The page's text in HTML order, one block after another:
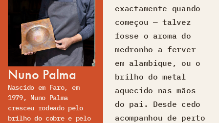
Contactos
Nuno Palma
Nascido em Faro, em
1979, Nuno Palma
cresceu rodeado pelo
brilho do cobre e pelo
exactamente quando
começou — talvez
fosse o aroma do
medronho a ferver
em alambique, ou o
brilho do metal
aquecido nas mãos
do pai. Desde cedo
acompanhou de perto